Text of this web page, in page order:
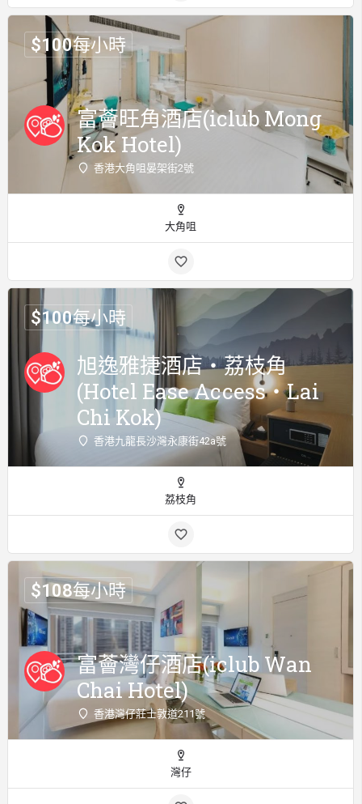
富薈旺角酒店(iclub Mong
Kok Hotel)
香港大角咀晏架街2號
$100每小時
大角咀
旭逸雅捷酒店‧荔枝角
(Hotel Ease Access‧Lai
Chi Kok)
香港九龍長沙灣永康街42a號
$100每小時
荔枝角
富薈灣仔酒店(iclub Wan
Chai Hotel)
香港灣仔莊士敦道211號
$108每小時
灣仔